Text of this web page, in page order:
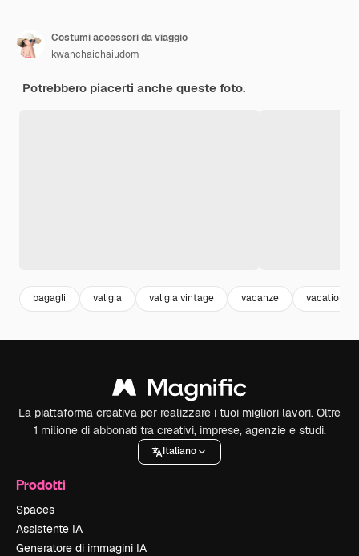
Costumi accessori da viaggio
kwanchaichaiudom
Potrebbero piacerti anche queste foto.
bagagli valigia valigia vintage vacanze vacation
La piattaforma creativa per realizzare i tuoi migliori lavori. Oltre
1 milione di abbonati tra creativi, imprese, agenzie e studi.
Italiano
Prodotti
Spaces
Assistente IA
Generatore di immagini IA